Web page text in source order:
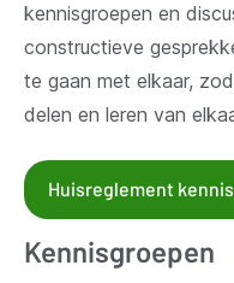
kennisgroepen en
constructieve
te gaan met elkaar,
delen en leren van
Huisreglement
Kennisgroepen